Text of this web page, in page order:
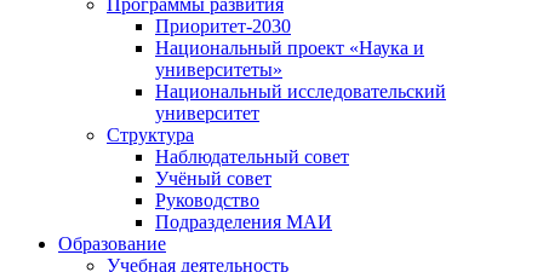
Приоритет-2030
Национальный проект «Наука и
университеты»
Национальный исследовательский
университет
Структура
Наблюдательный совет
Учёный совет
Руководство
Подразделения МАИ
Образование
Учебная деятельность